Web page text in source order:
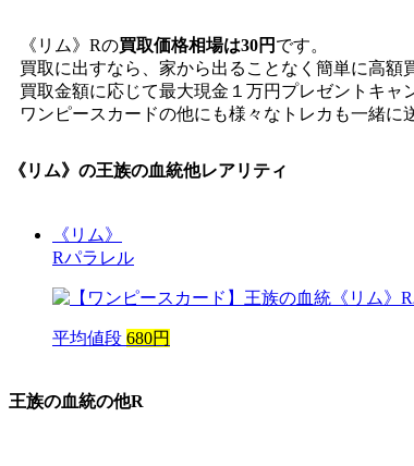
《リム》Rの買取価格相場は30円 です。
買取に出すなら、家から出ることなく簡単に高額
買取金額に応じて最大現金１万円プレゼントキャ
ワンピースカードの他にも様々なトレカも一緒に
《リム》 の王族の血統他レアリティ
《リム》
Rパラレル
平均値段 680円
王族の血統の他R